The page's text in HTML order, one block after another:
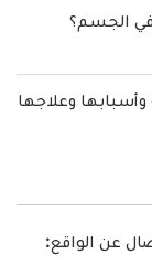
في الجسم؟
وأسبابها وعلاجها
عن الواقع: